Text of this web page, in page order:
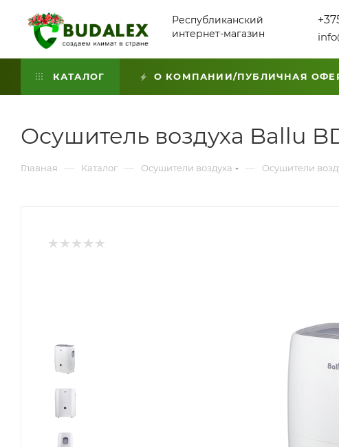
Республиканский
интернет-магазин
КАТАЛОГ О КОМПАНИИ/ПУБЛИЧНАЯ
Осушитель воздуха Ballu
Главная — Каталог — Осушители воздуха — Осушители